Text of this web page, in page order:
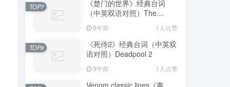
《楚门的世界》经典台词
（中英双语对照）The
Truman Show
9年前 1人点赞
TOP7
《死侍2》经典台词（中英双
语对照）Deadpool 2
9年前 1人点赞
TOP8